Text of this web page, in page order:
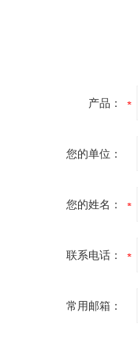
产品：
您的单位：
您的姓名：
联系电话：
常用邮箱：